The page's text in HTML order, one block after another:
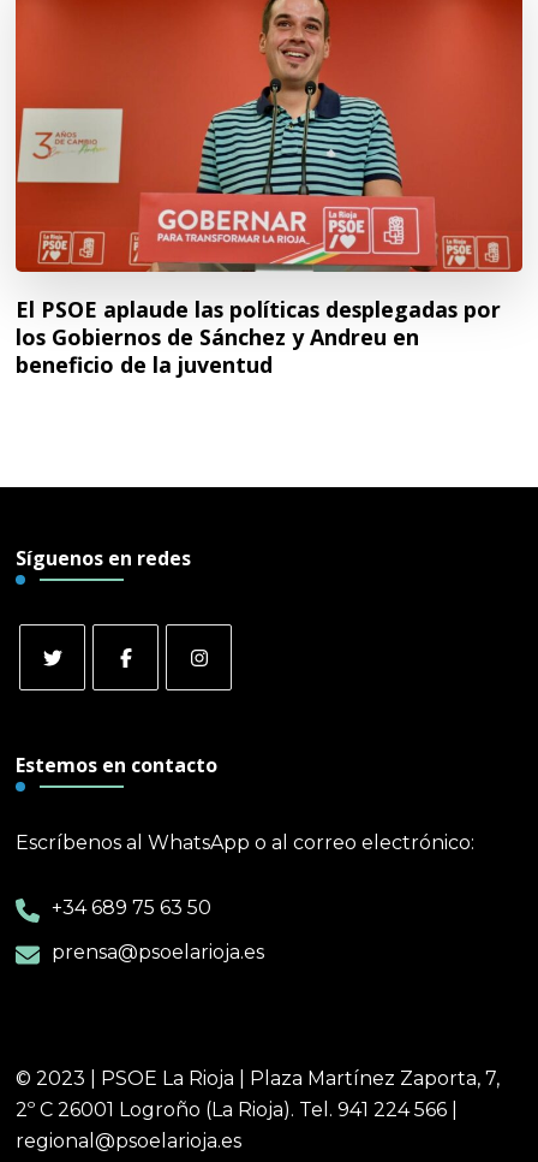
El PSOE aplaude las políticas desplegadas por
los Gobiernos de Sánchez y Andreu en
beneficio de la juventud
Síguenos en redes
Estemos en contacto
Escríbenos al WhatsApp o al correo electrónico:
+34 689 75 63 50
prensa@psoelarioja.es
© 2023 | PSOE La Rioja | Plaza Martínez Zaporta, 7,
2º C 26001 Logroño (La Rioja). Tel. 941 224 566 |
regional@psoelarioja.es